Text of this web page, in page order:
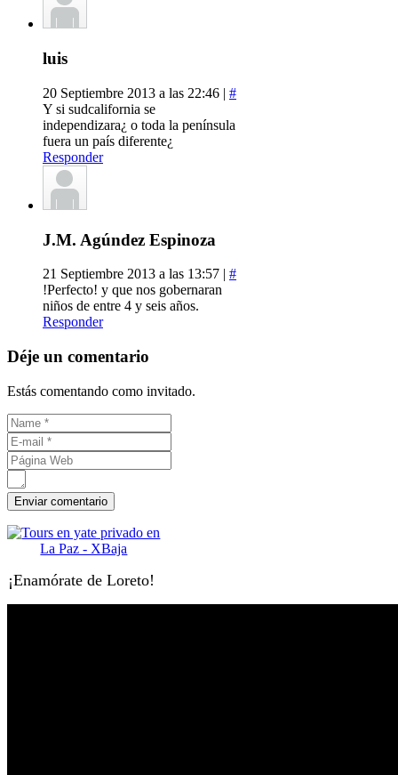
luis
20 Septiembre 2013 a las 22:46 | #
Y si sudcalifornia se
independizara¿ o toda la península
fuera un país diferente¿
Responder
J.M. Agúndez Espinoza
21 Septiembre 2013 a las 13:57 | #
!Perfecto! y que nos gobernaran
niños de entre 4 y seis años.
Responder
Déje un comentario
Estás comentando como invitado.
¡Enamórate de Loreto!